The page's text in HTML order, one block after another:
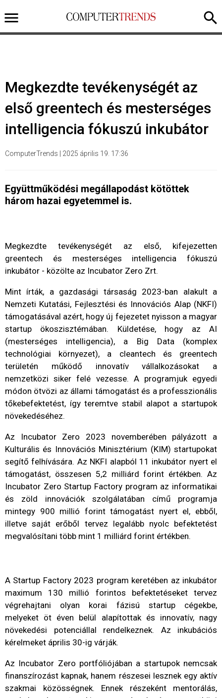
Megkezdte tevékenységét az
első greentech és mesterséges
intelligencia fókuszú inkubátor
ComputerTrends 2025 április 19. 17:36
Együttműködési megállapodást kötöttek
három hazai egyetemmel is.
Megkezdte tevékenységét az első, kifejezetten
greentech és mesterséges intelligencia fókuszú
inkubátor - közölte az Incubator Zero Zrt.
Mint írták, a gazdasági társaság 2023-ban alakult a
Nemzeti Kutatási, Fejlesztési és Innovációs Alap (NKFI)
támogatásával azért, hogy új fejezetet nyisson a magyar
startup ökoszisztémában. Küldetése, hogy az AI
(mesterséges intelligencia), a Big Data (komplex
technológiai környezet), a cleantech és greentech
területén működő innovatív vállalkozásokat a
nemzetközi siker felé vezesse. A programjuk egyedi
módon ötvözi az állami támogatást és a professzionális
tőkebefektetést, így teremtve stabil alapot a startupok
növekedéséhez.
Az Incubator Zero 2023 novemberében pályázott a
Kulturális és Innovációs Minisztérium (KIM) startupokat
segítő felhívására. Az NKFI alapból 11 inkubátor nyert el
támogatást, összesen 5,2 milliárd forint értékben. Az
Incubator Zero Startup Factory program az informatikai
és zöld innovációk szolgálatában című programja
mintegy 900 millió forint támogatást nyert el, ebből,
illetve saját erőből tervez legalább nyolc befektetést
megvalósítani több mint 1 milliárd forint értékben.
A Startup Factory 2023 program keretében az inkubátor
maximum 130 millió forintos befektetéseket tervez
végrehajtani olyan korai fázisú startup cégekbe,
melyeket öt éven belül alapítottak és innovatív, nagy
növekedési potenciállal rendelkeznek. Az inkubációs
kérelmeket április 30-ig várják.
Az Incubator Zero portfóliójában a startupok nemcsak
finanszírozást kapnak, hanem részesei lesznek egy aktív
szakmai közösségnek. Ennek részeként mentorálás,